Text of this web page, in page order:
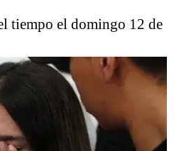
tiempo el domingo 12 de